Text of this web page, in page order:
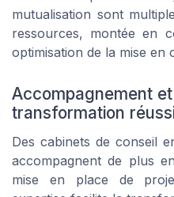
mutualisation sont
ressources, montée en
optimisation de la mise
Accompagnement
transformation
Des cabinets de conseil
accompagnent de plus
mise en place de